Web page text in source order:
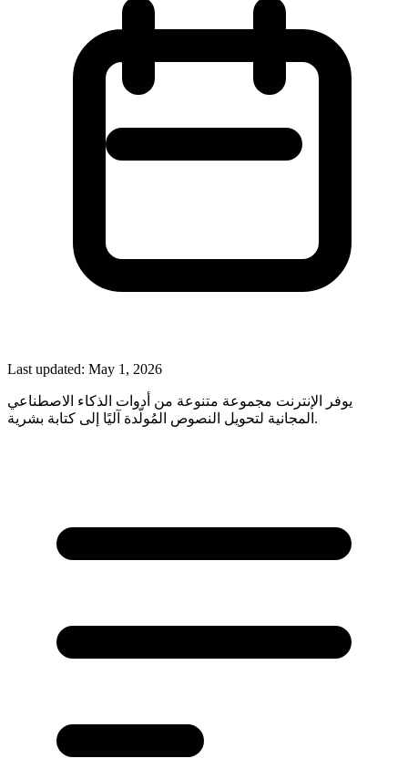
Last updated: May 1, 2026
يوفر الإنترنت مجموعة متنوعة من أدوات الذكاء الاصطناعي
المجانية لتحويل النصوص المُولّدة آليًا إلى كتابة بشرية.